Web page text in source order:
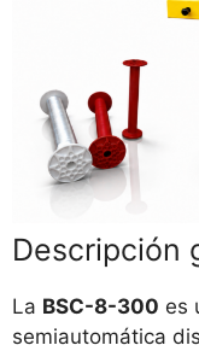
Descripción
La BSC-8-300 es
semiautomática